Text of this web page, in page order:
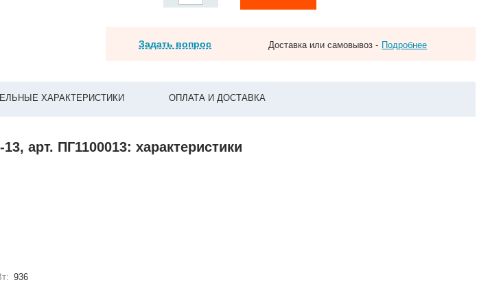
Задать вопрос Доставка или самовывоз - Подробнее
ХАРАКТЕРИСТИКИ ОПЛАТА И ДОСТАВКА
арт. ПГ1100013: характеристики
936